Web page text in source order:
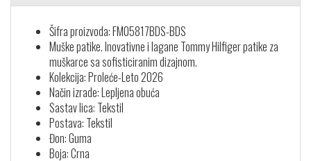
Šifra proizvoda: FM05817BDS-BDS
Muške patike. Inovativne i lagane Tommy Hilfiger patike za
muškarce sa sofisticiranim dizajnom.
Kolekcija: Proleće-Leto 2026
Način izrade: Lepljena obuća
Sastav lica: Tekstil
Postava: Tekstil
Đon: Guma
Boja: Crna